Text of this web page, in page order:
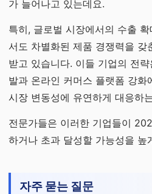
가 늘어나고 있는데요.
특히, 글로벌 시장에서의 수출
서도 차별화된 제품 경쟁력을 갖
받고 있습니다. 이들 기업의 전
발과 온라인 커머스 플랫폼 강화
시장 변동성에 유연하게 대응하
전문가들은 이러한 기업들이
하거나 초과 달성할 가능성을 높
자주 묻는 질문